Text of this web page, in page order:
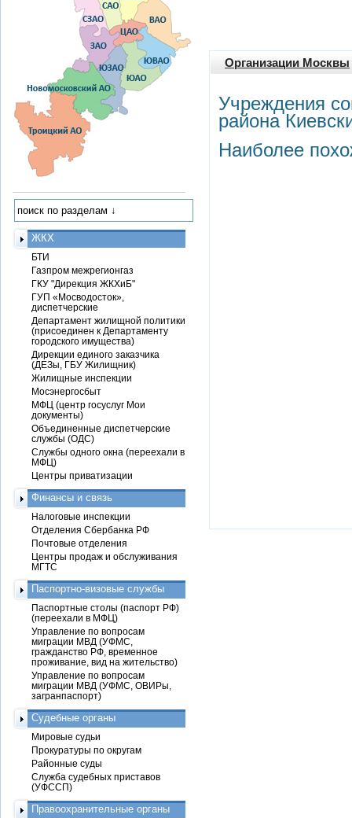
Организации Москвы
Учреждения
района
Наиболее
ЖКХ
БТИ
Газпром межрегионгаз
ГКУ "Дирекция ЖКХиБ"
ГУП «Мосводосток»,
диспетчерские
Департамент жилищной политики
(присоединен к Департаменту
городского имущества)
Дирекции единого заказчика
(ДЕЗы, ГБУ Жилищник)
Жилищные инспекции
Мосэнергосбыт
МФЦ (центр госуслуг Мои
документы)
Объединенные диспетчерские
службы (ОДС)
Службы одного окна (переехали в
МФЦ)
Центры приватизации
Финансы и связь
Налоговые инспекции
Отделения Сбербанка РФ
Почтовые отделения
Центры продаж и обслуживания
МГТС
Паспортно-визовые службы
Паспортные столы (паспорт РФ)
(переехали в МФЦ)
Управление по вопросам
миграции МВД (УФМС,
гражданство РФ, временное
проживание, вид на жительство)
Управление по вопросам
миграции МВД (УФМС, ОВИРы,
загранпаспорт)
Судебные органы
Мировые судьи
Прокуратуры по округам
Районные суды
Служба судебных приставов
(УФССП)
Правоохранительные органы